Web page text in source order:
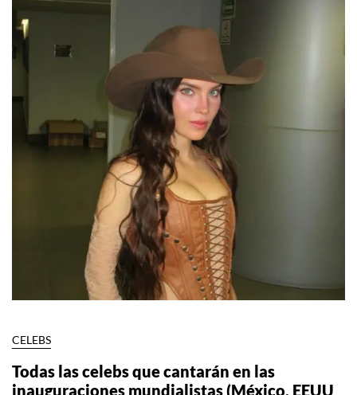
CELEBS
Todas las celebs que cantarán en las
inauguraciones mundialistas (México, EEUU